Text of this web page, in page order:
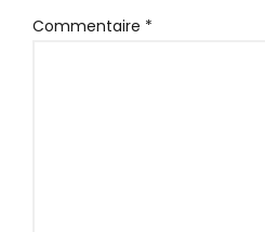
Commentaire *